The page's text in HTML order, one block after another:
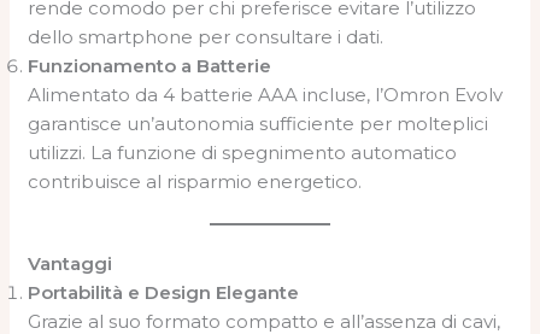
rende comodo per chi preferisce evitare l’utilizzo
dello smartphone per consultare i dati.
Funzionamento a Batterie
Alimentato da 4 batterie AAA incluse, l’Omron Evolv
garantisce un’autonomia sufficiente per molteplici
utilizzi. La funzione di spegnimento automatico
contribuisce al risparmio energetico.
Vantaggi
Portabilità e Design Elegante
Grazie al suo formato compatto e all’assenza di cavi,